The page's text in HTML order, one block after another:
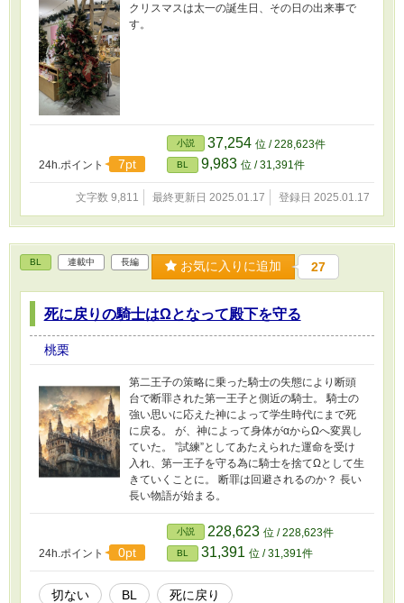
クリスマスは太一の誕生日、その日の出来事で
す。
24h.ポイント 7pt
小説 37,254 位 / 228,623件
BL 9,983 位 / 31,391件
文字数 9,811 最終更新日 2025.01.17 登録日 2025.01.17
BL 連載中 長編 お気に入りに追加 27
死に戻りの騎士はΩとなって殿下を守る
桃栗
第二王子の策略に乗った騎士の失態により断頭
台で断罪された第一王子と側近の騎士。 騎士の
強い思いに応えた神によって学生時代にまで死
に戻る。 が、神によって身体がαからΩへ変異し
ていた。 ”試練”としてあたえられた運命を受け
入れ、第一王子を守る為に騎士を捨てΩとして生
きていくことに。 断罪は回避されるのか？ 長い
長い物語が始まる。
24h.ポイント 0pt
小説 228,623 位 / 228,623件
BL 31,391 位 / 31,391件
切ない BL
死に戻り